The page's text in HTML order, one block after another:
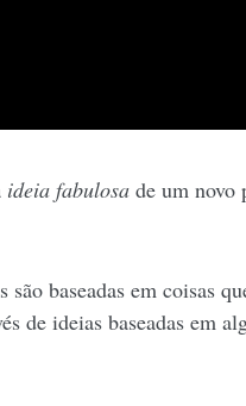
ideia fabulosade um novo
baseadas em coisas
de ideias baseadas em